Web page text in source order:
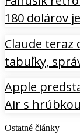
180 dolárov
Claude teraz
tabuľky,
Apple
Air s
Ostatné články